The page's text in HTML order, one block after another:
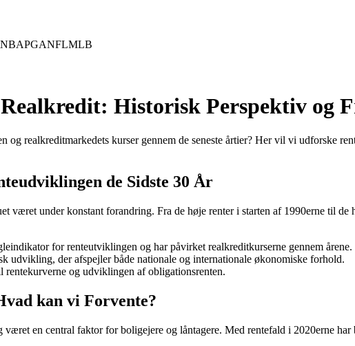
NBAPGANFLMLB
Historisk Perspektiv og
realkreditmarkedets kurser gennem de seneste årtier? Her vil vi udforske
de Sidste 30 År
været under konstant forandring. Fra de høje renter i starten af 1990erne til
for renteutviklingen og har påvirket realkreditkurserne gennem årene.
udvikling, der afspejler både nationale og internationale økonomiske forhold.
og udviklingen af obligationsrenten.
kan vi Forvente?
været en central faktor for boligejere og låntagere. Med rentefald i 2020erne